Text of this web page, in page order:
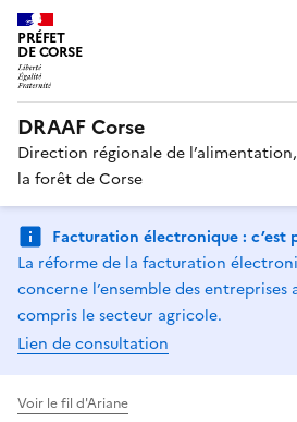
PRÉFET
DE CORSE
DRAAF Corse
Direction régionale de
la forêt de Corse
Facturation électronique : c’est
La réforme de la facturation
concerne l’ensemble des entreprises
compris le secteur agricole.
Lien de consultation
Voir le fil d'Ariane